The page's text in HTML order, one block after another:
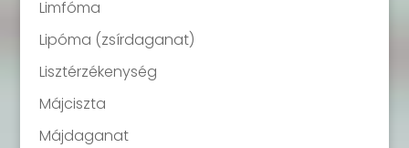
Limfóma
Lipóma (zsírdaganat)
Lisztérzékenység
Májciszta
Májdaganat